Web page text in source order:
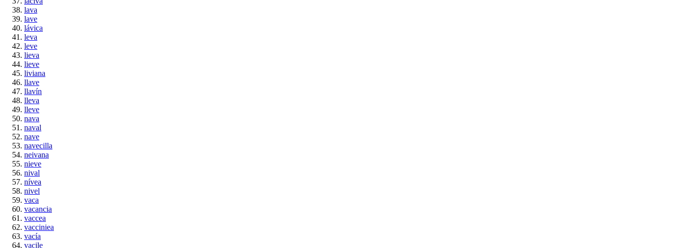
lava
lave
lávica
leva
leve
lieva
lieve
liviana
llave
llavín
lleva
lleve
nava
naval
nave
navecilla
neivana
nieve
nival
nívea
nivel
vaca
vacancia
vaccea
vacciniea
vacía
vacile